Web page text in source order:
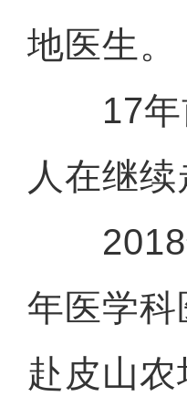
地医生。
17年前
人在继续
2018
年医学科
赴皮山